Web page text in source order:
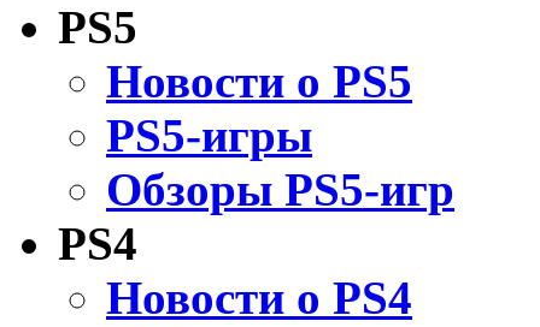
PS5
Новости о PS5
PS5-игры
Обзоры PS5-игр
PS4
Новости о PS4